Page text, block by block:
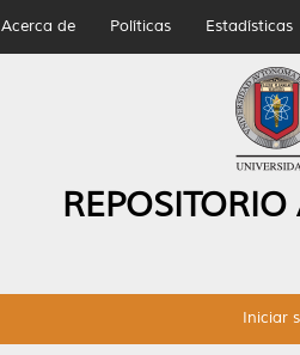
Acerca de Políticas Estadísticas
Iniciar